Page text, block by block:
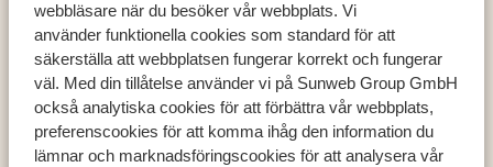
webbläsare när du besöker vår webbplats. Vi
använder funktionella cookies som standard för att
säkerställa att webbplatsen fungerar korrekt och fungerar
väl. Med din tillåtelse använder vi på Sunweb Group GmbH
också analytiska cookies för att förbättra vår webbplats,
preferenscookies för att komma ihåg den information du
lämnar och marknadsföringscookies för att analysera vår
Populära länder
Österrike
Frankrike
Andorra